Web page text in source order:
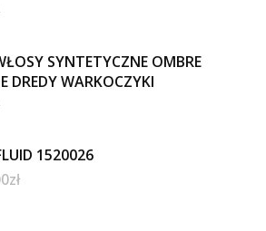
SYNTETYCZNE OMBRE
DREDY WARKOCZYKI
1520026
zł